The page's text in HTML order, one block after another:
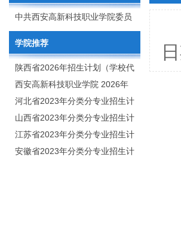
中共西安高新科技职业学院委员
会 2023年党建工作要点
学院推荐
陕西省2026年招生计划（学校代
码：8103）
西安高新科技职业学院 2026年
招生章程
河北省2023年分类分专业招生计
划（院校代号：1889）
山西省2023年分类分专业招生计
划（院校代号：5560）
江苏省2023年分类分专业招生计
划（院校代号：8931）
安徽省2023年分类分专业招生计